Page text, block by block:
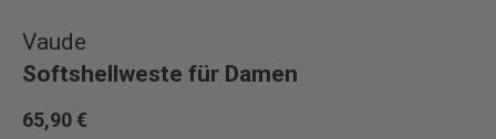
Vaude
Softshellweste für Damen
65,90 €